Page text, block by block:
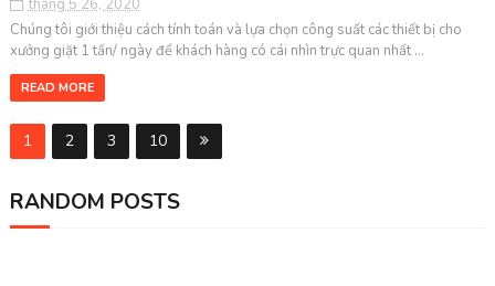
tháng 5 26, 2020
Chúng tôi giới thiệu cách tính toán và lựa chọn công suất các thiết bị cho
xưởng giặt 1 tấn/ ngày để khách hàng có cái nhìn trực quan nhất ...
READ MORE
1 2 3 10
RANDOM POSTS